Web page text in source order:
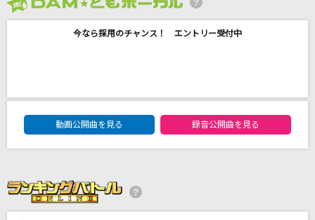
[生音]元彼女のみなさまへ
サザンオールスターズ
今なら採用のチャンス！ エントリー受付中
DAM★ともボーカルエントリーランキング
動画公開曲を見る
録音公開曲を見る